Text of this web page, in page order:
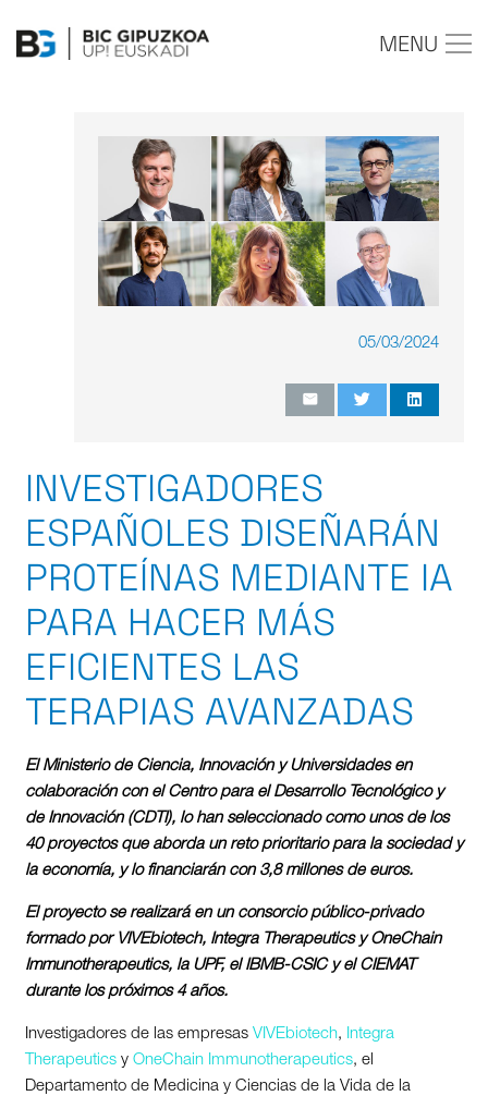
MENU
05/03/2024
INVESTIGADORES
ESPAÑOLES DISEÑARÁN
PROTEÍNAS MEDIANTE IA
PARA HACER MÁS
EFICIENTES LAS
TERAPIAS AVANZADAS
El Ministerio de Ciencia, Innovación y Universidades en
colaboración con el Centro para el Desarrollo Tecnológico y
de Innovación (CDTI), lo han seleccionado como unos de los
40 proyectos que aborda un reto prioritario para la sociedad y
la economía, y lo financiarán con 3,8 millones de euros.
El proyecto se realizará en un consorcio público-privado
formado por VIVEbiotech, Integra Therapeutics y OneChain
Immunotherapeutics, la UPF, el IBMB-CSIC y el CIEMAT
durante los próximos 4 años.
Investigadores de las empresas VIVEbiotech, Integra
Therapeuticsy OneChain Immunotherapeutics, el
Departamento de Medicina y Ciencias de la Vida de la